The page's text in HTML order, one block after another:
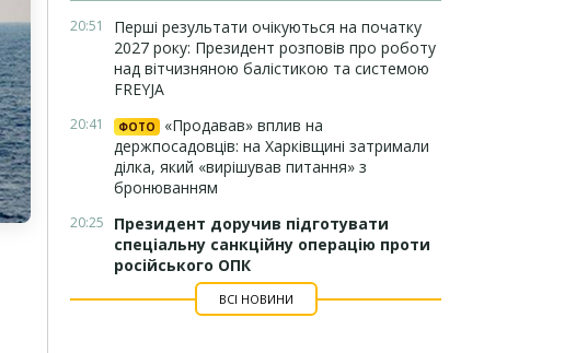
20:51
Перші результати очікуються на початку
2027 року: Президент розповів про роботу
над вітчизняною балістикою та системою
FREYJA
20:41 ФОТО
«Продавав» вплив на
держпосадовців: на Харківщині затримали
ділка, який «вирішував питання» з
бронюванням
20:25
Президент доручив підготувати
спеціальну санкційну операцію проти
російського ОПК
ВСІ НОВИНИ